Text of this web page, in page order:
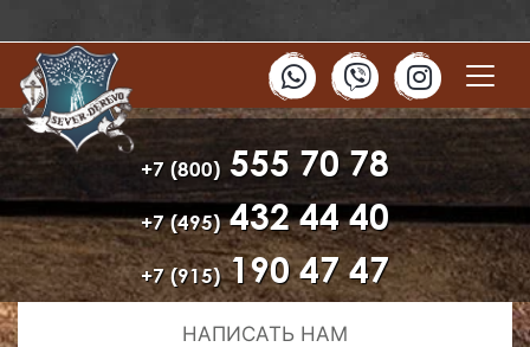
+7 (800) 555 70 78
+7 (495)432 44 40
+7 (915)190 47 47
НАПИСАТЬ НАМ